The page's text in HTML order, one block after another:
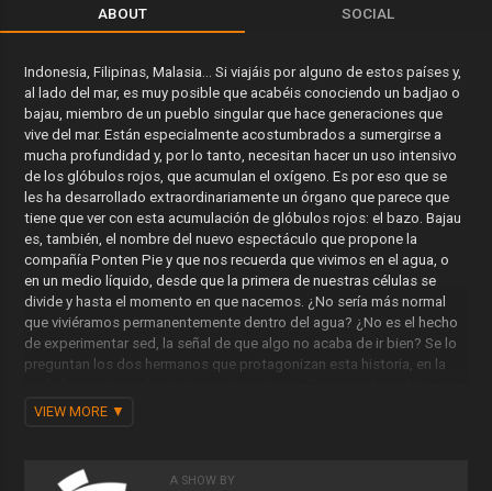
ABOUT SOCIAL
Indonesia, Filipinas, Malasia… Si viajáis por alguno de estos países y,
al lado del mar, es muy posible que acabéis conociendo un badjao o
bajau, miembro de un pueblo singular que hace generaciones que
vive del mar. Están especialmente acostumbrados a sumergirse a
mucha profundidad y, por lo tanto, necesitan hacer un uso intensivo
de los glóbulos rojos, que acumulan el oxígeno. Es por eso que se
les ha desarrollado extraordinariamente un órgano que parece que
tiene que ver con esta acumulación de glóbulos rojos: el bazo. Bajau
es, también, el nombre del nuevo espectáculo que propone la
compañía Ponten Pie y que nos recuerda que vivimos en el agua, o
en un medio líquido, desde que la primera de nuestras células se
divide y hasta el momento en que nacemos. ¿No sería más normal
que viviéramos permanentemente dentro del agua? ¿No es el hecho
de experimentar sed, la señal de que algo no acaba de ir bien? Se lo
preguntan los dos hermanos que protagonizan esta historia, en la
que viven sobre la tierra cuando se han formado en el agua y querrían
Efectos visuales, acciones de movimiento, las insospechadas
VIEW MORE
A SHOW BY